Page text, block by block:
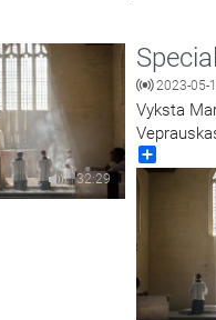
32:29
2023-05-
Vyksta
kviečia
veda